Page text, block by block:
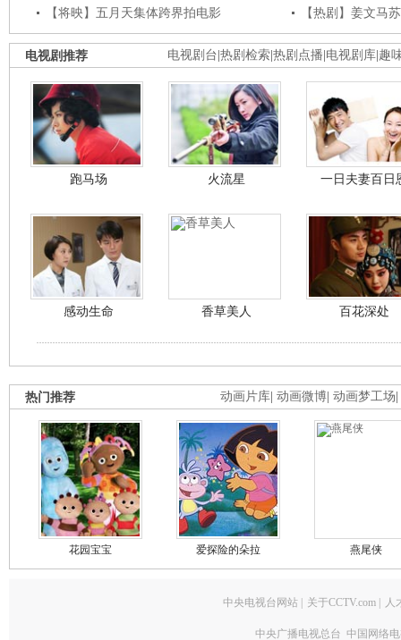
【将映】五月天集体跨界拍电影
【热剧】姜文马
电视剧台 热剧检索 热剧点播 电视剧库 趣
电视剧推荐
跑马场 火流星 一日夫妻百日
感动生命 香草美人 百花深处
动画片库 动画微博 动画梦工场
热门推荐
花园宝宝 爱探险的朵拉 燕尾侠
中央电视台网站 关于CCTV.com 人
中央广播电视总台 中国网络